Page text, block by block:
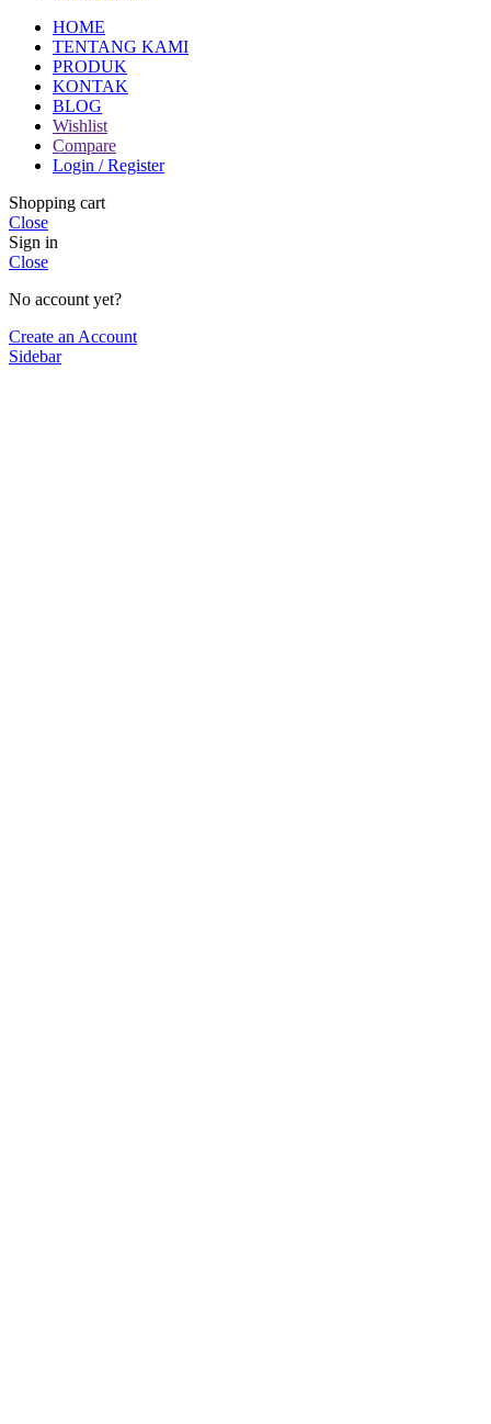
HOME
TENTANG KAMI
PRODUK
KONTAK
BLOG
Wishlist
Compare
Login / Register
Shopping cart
Close
Sign in
Close
No account yet?
Create an Account
Sidebar